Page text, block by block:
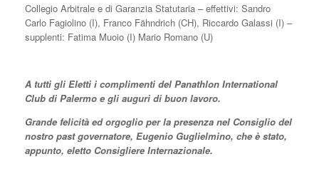
Collegio Arbitrale e di Garanzia Statutaria – effettivi: Sandro
Carlo Fagiolino (I), Franco Fähndrich (CH), Riccardo Galassi (I) –
supplenti: Fatima Muoio (I) Mario Romano (U)
A tutti gli Eletti i complimenti del Panathlon International
Club di Palermo e gli auguri di buon lavoro.
Grande felicità ed orgoglio per la presenza nel Consiglio del
nostro past governatore, Eugenio Guglielmino, che è stato,
appunto, eletto Consigliere Internazionale.